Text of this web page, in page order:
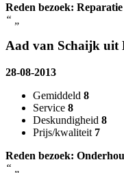
Reden bezoek:
“
Aad van Schaijk uit
28-08-2013
Gemiddeld 8
Service 8
Deskundigheid 8
Prijs/kwaliteit 7
Reden bezoek:
“